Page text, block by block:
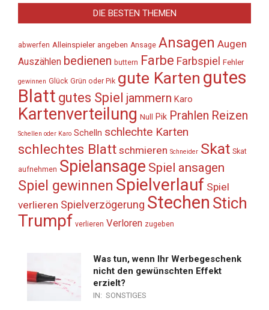
DIE BESTEN THEMEN
abwerfen Alleinspieler angeben Ansage Ansagen Augen
Auszählen bedienen buttern Farbe Farbspiel Fehler
gewinnen Glück Grün oder Pik gute Karten gutes
Blatt gutes Spiel jammern Karo
Kartenverteilung Null Pik Prahlen Reizen
Schellen oder Karo Schelln schlechte Karten
schlechtes Blatt schmieren Schneider Skat Skat
aufnehmen Spielansage Spiel ansagen
Spiel gewinnen Spielverlauf Spiel
verlieren Spielverzögerung Stechen Stich
Trumpf verlieren Verloren zugeben
Was tun, wenn Ihr Werbegeschenk
nicht den gewünschten Effekt
erzielt?
IN: SONSTIGES